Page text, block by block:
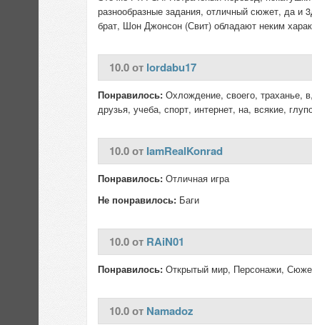
разнообразные задания, отличный сюжет, да и
брат, Шон Джонсон (Свит) обладают неким
10.0 от lordabu17
Понравилось: Охлождение, своего, траханье,
друзья, учеба, спорт, интернет, на, всякие,
10.0 от IamRealKonrad
Понравилось: Отличная игра
Не понравилось: Баги
10.0 от RAiN01
Понравилось: Открытый мир, Персонажи,
10.0 от Namadoz